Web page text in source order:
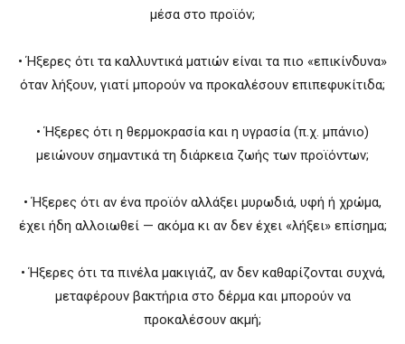
μέσα στο προϊόν;
• Ήξερες ότι τα καλλυντικά ματιών είναι τα πιο «επικίνδυνα»
όταν λήξουν, γιατί μπορούν να προκαλέσουν επιπεφυκίτιδα;
• Ήξερες ότι η θερμοκρασία και η υγρασία (π.χ. μπάνιο)
μειώνουν σημαντικά τη διάρκεια ζωής των προϊόντων;
• Ήξερες ότι αν ένα προϊόν αλλάξει μυρωδιά, υφή ή χρώμα,
έχει ήδη αλλοιωθεί — ακόμα κι αν δεν έχει «λήξει» επίσημα;
• Ήξερες ότι τα πινέλα μακιγιάζ, αν δεν καθαρίζονται συχνά,
μεταφέρουν βακτήρια στο δέρμα και μπορούν να
προκαλέσουν ακμή;